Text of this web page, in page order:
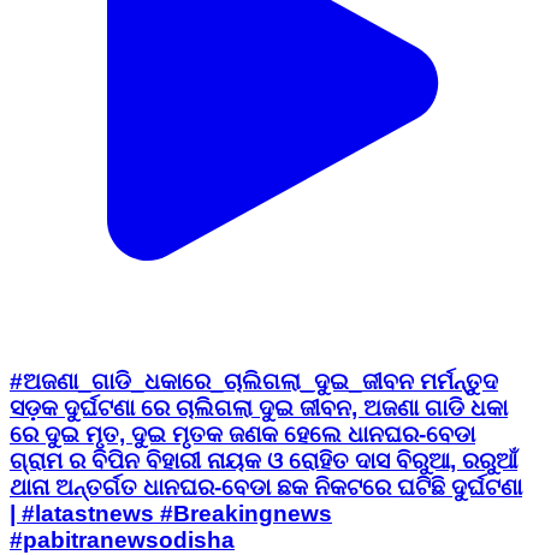
#ଅଜଣା_ଗାଡି_ଧକାରେ_ଚାଲିଗଲା_ଦୁଇ_ଜୀବନ ମର୍ମନ୍ତୁଦ
ସଡ଼କ ଦୁର୍ଘଟଣା ରେ ଚାଲିଗଲା ଦୁଇ ଜୀବନ, ଅଜଣା ଗାଡି ଧକା
ରେ ଦୁଇ ମୃତ, ଦୁଇ ମୃତକ ଜଣକ ହେଲେ ଧାନଘର-ବେଡା
ଗ୍ରାମ ର ବିପିନ ବିହାରୀ ନାୟକ ଓ ରୋହିତ ଦାସ ବିରୁଆ, ରରୁଆଁ
ଥାନା ଅନ୍ତର୍ଗତ ଧାନଘର-ବେଡା ଛକ ନିକଟରେ ଘଟିଛି ଦୁର୍ଘଟଣା
| #latastnews #Breakingnews
#pabitranewsodisha